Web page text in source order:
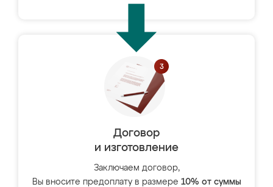
Договор
и изготовление
Заключаем договор,
Вы вносите предоплату в размере 10% от суммы